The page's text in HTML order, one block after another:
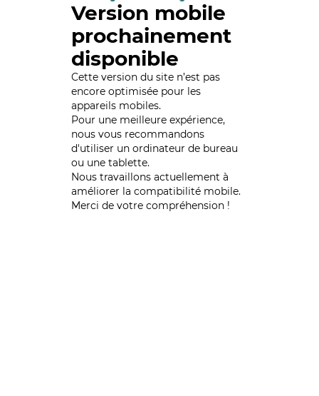
Version mobile
prochainement
disponible
Cette version du site n’est pas
encore optimisée pour les
appareils mobiles.
Pour une meilleure expérience,
nous vous recommandons
d'utiliser un ordinateur de bureau
ou une tablette.
Nous travaillons actuellement à
améliorer la compatibilité mobile.
Merci de votre compréhension !